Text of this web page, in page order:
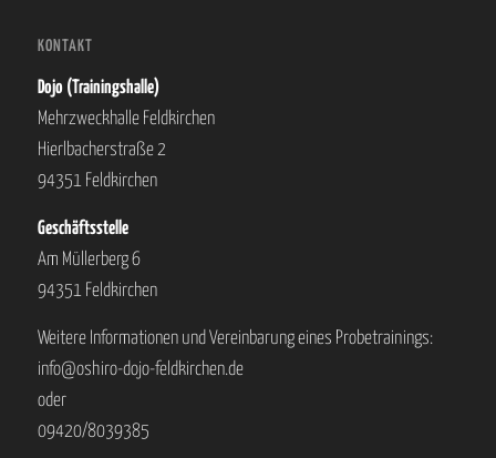
KONTAKT
Dojo (Trainingshalle)
Mehrzweckhalle Feldkirchen
Hierlbacherstraße 2
94351 Feldkirchen
Geschäftsstelle
Am Müllerberg 6
94351 Feldkirchen
Weitere Informationen und Vereinbarung eines Probetrainings:
info@oshiro-dojo-feldkirchen.de
oder
09420/8039385